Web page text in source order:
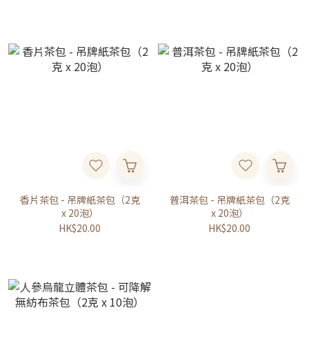
香片茶包 - 吊牌紙茶包（2克
x 20泡）
HK$20.00
普洱茶包 - 吊牌紙茶包（2克
x 20泡）
HK$20.00